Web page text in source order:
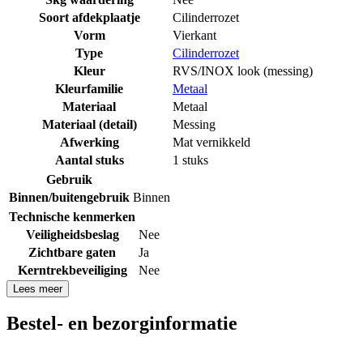
Soort afdekplaatje
Cilinderrozet
Vorm
Vierkant
Type
Cilinderrozet
Kleur
RVS/INOX look (messing)
Kleurfamilie
Metaal
Materiaal
Metaal
Materiaal (detail)
Messing
Afwerking
Mat vernikkeld
Aantal stuks
1 stuks
Gebruik
Binnen/buitengebruik Binnen
Technische kenmerken
Veiligheidsbeslag
Nee
Zichtbare gaten
Ja
Kerntrekbeveiliging
Nee
Lees meer
Bestel- en bezorginformatie